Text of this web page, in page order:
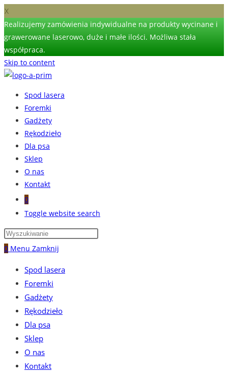
X
Realizujemy zamówienia indywidualne na produkty wycinane i
grawerowane laserowo, duże i małe ilości. Możliwa stała
współpraca.
Skip to content
Spod lasera
Foremki
Gadżety
Rękodzieło
Dla psa
Sklep
O nas
Kontakt
0
Toggle website search
0 Menu Zamknij
Spod lasera
Foremki
Gadżety
Rękodzieło
Dla psa
Sklep
O nas
Kontakt